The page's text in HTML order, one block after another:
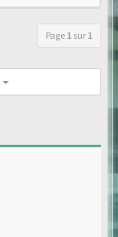
Page 1 sur 1